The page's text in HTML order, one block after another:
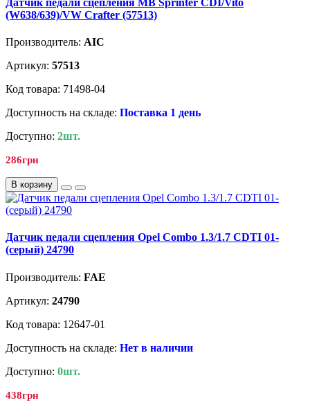
(W638/639)/VW Crafter (57513)
Производитель: AIC
Артикул: 57513
Код товара: 71498-04
Доступность на складе: Поставка 1 день
Доступно: 2шт.
286грн
В корзину
Датчик педали сцепления Opel Combo 1.3/1.7 CDTI 01-
(серый) 24790
Производитель: FAE
Артикул: 24790
Код товара: 12647-01
Доступность на складе: Нет в наличии
Доступно: 0шт.
438грн